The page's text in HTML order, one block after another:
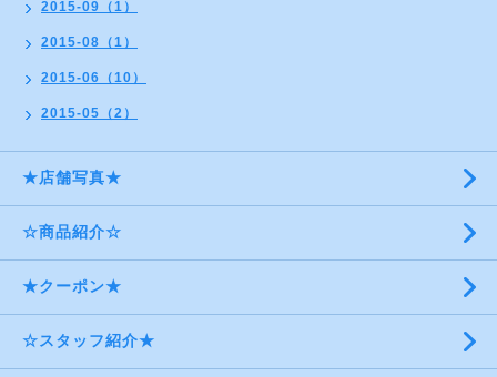
2015-09（1）
2015-08（1）
2015-06（10）
2015-05（2）
★店舗写真★
☆商品紹介☆
★クーポン★
☆スタッフ紹介★